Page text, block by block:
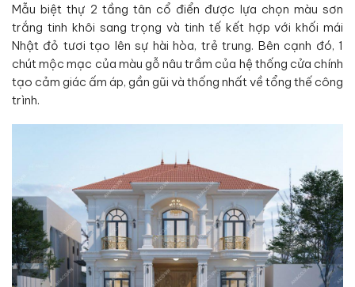
Mẫu biệt thự 2 tầng tân cổ điển được lựa chọn màu sơn
trắng tinh khôi sang trọng và tinh tế kết hợp với khối mái
Nhật đỏ tươi tạo lên sự hài hòa, trẻ trung. Bên cạnh đó, 1
chút mộc mạc của màu gỗ nâu trầm của hệ thống cửa chính
tạo cảm giác ấm áp, gần gũi và thống nhất về tổng thế công
trình.